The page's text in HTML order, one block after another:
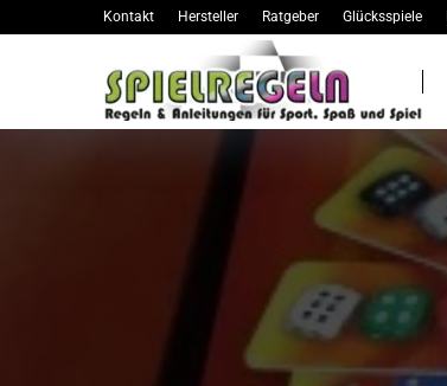
Kontakt Hersteller Ratgeber Glücksspiele